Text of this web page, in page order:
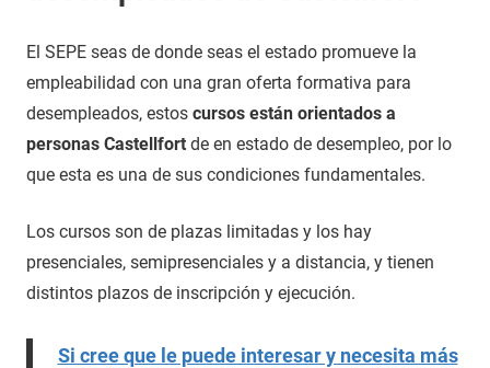
El SEPE seas de donde seas el estado promueve la
empleabilidad con una gran oferta formativa para
desempleados, estos cursos están orientados a
personas Castellfort de en estado de desempleo, por lo
que esta es una de sus condiciones fundamentales.
Los cursos son de plazas limitadas y los hay
presenciales, semipresenciales y a distancia, y tienen
distintos plazos de inscripción y ejecución.
Si cree que le puede interesar y necesita más